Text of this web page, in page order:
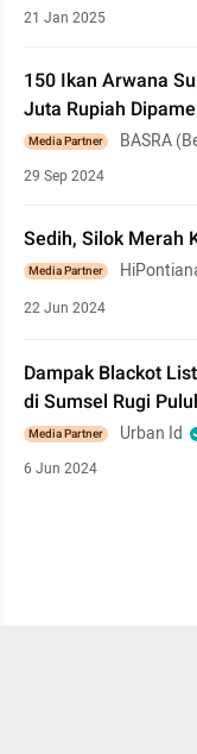
21 Jan 2025
150 Ikan Arwana
Juta Rupiah
Media Partner BASRA
29 Sep 2024
Sedih, Silok Merah
Media Partner
22 Jun 2024
Dampak Blackot
di Sumsel Rugi
Media Partner Urban Id
6 Jun 2024